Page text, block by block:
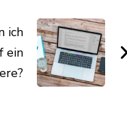
ich
ein